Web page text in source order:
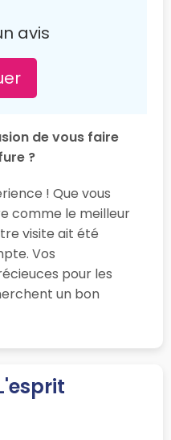
avis
de vous faire
?
! Que vous
comme le meilleur
visite ait été
Vos
pour les
un bon